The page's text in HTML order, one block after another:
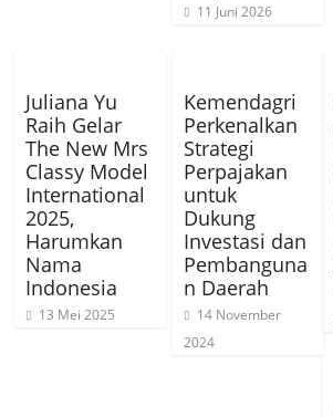
11 Juni 2026
Juliana Yu
Raih Gelar
The New Mrs
Classy Model
International
2025,
Harumkan
Nama
Indonesia
13 Mei 2025
Kemendagri
Perkenalkan
Strategi
Perpajakan
untuk
Dukung
Investasi dan
Pembanguna
n Daerah
14 November
2024